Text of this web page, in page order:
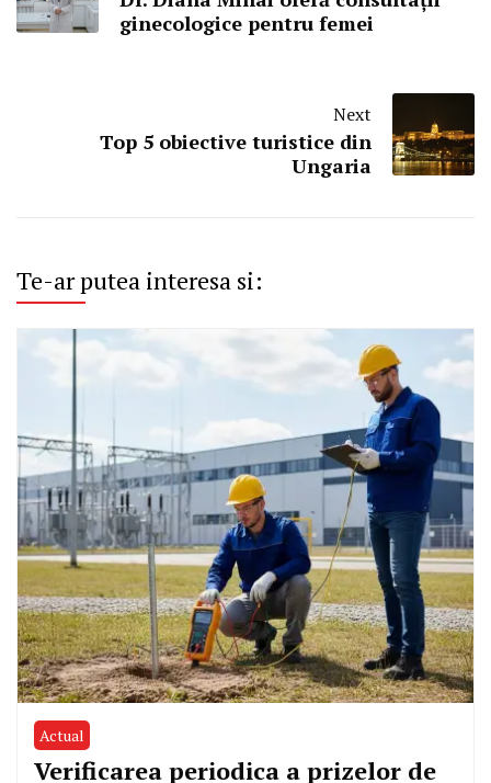
ginecologice pentru femei
Next
Top 5 obiective turistice din
Ungaria
Te-ar putea interesa si:
Actual
Verificarea periodica a prizelor de